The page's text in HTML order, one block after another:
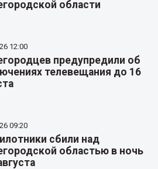
области
12:00
предупредили об
телевещания до 16
09:20
сбили над
областью в ночь